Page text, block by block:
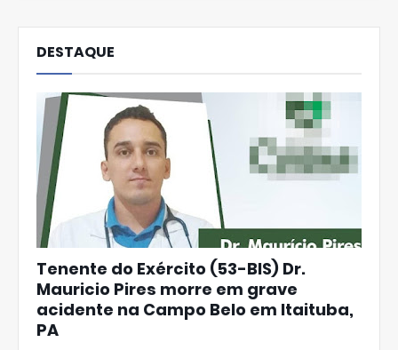
DESTAQUE
Tenente do Exército (53-BIS) Dr.
Mauricio Pires morre em grave
acidente na Campo Belo em Itaituba,
PA